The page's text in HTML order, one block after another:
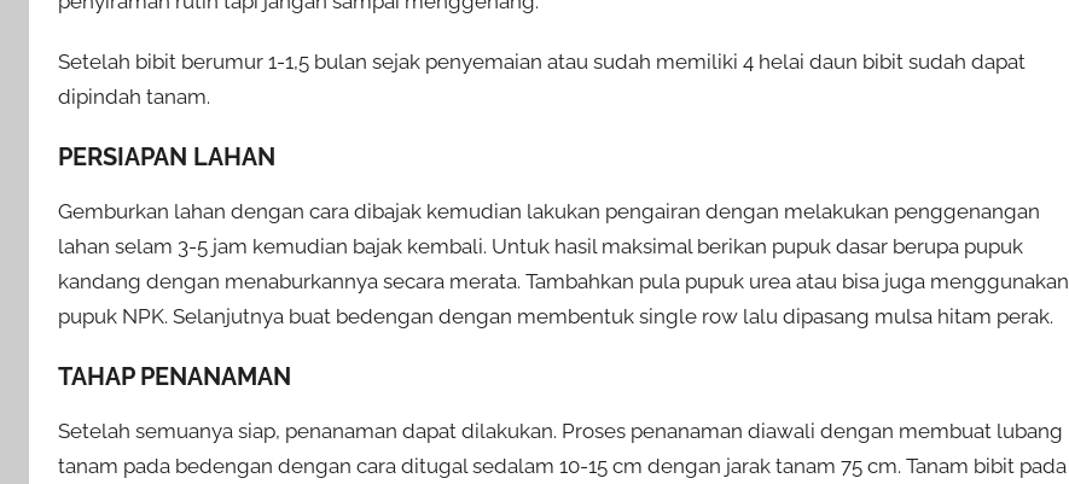
Setelah bibit berumur 1-1,5 bulan sejak penyemaian atau sudah memiliki 4 helai daun bibit sudah dapat
dipindah tanam.
PERSIAPAN LAHAN
Gemburkan lahan dengan cara dibajak kemudian lakukan pengairan dengan melakukan penggenangan
lahan selam 3-5 jam kemudian bajak kembali. Untuk hasil maksimal berikan pupuk dasar berupa pupuk
kandang dengan menaburkannya secara merata. Tambahkan pula pupuk urea atau bisa juga menggunakan
pupuk NPK. Selanjutnya buat bedengan dengan membentuk single row lalu dipasang mulsa hitam perak.
TAHAP PENANAMAN
Setelah semuanya siap, penanaman dapat dilakukan. Proses penanaman diawali dengan membuat lubang
tanam pada bedengan dengan cara ditugal sedalam 10-15 cm dengan jarak tanam 75 cm. Tanam bibit pada